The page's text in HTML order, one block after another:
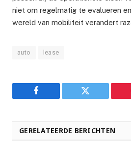
niet om regelmatig te evalueren
wereld van mobiliteit verandert
auto lease
Facebook Twitter
GERELATEERDE BERICHTEN